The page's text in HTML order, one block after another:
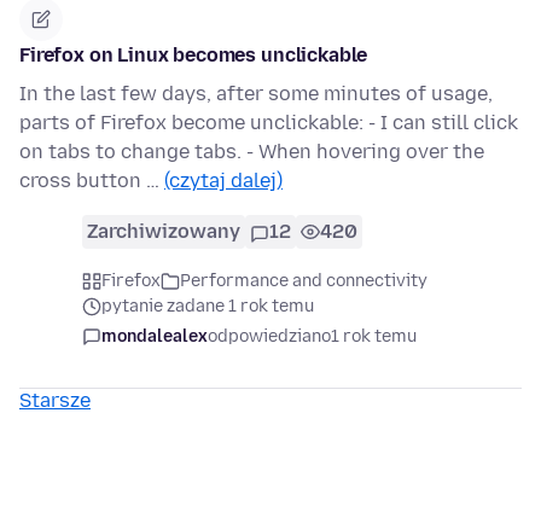
Firefox on Linux becomes unclickable
In the last few days, after some minutes of usage,
parts of Firefox become unclickable: - I can still click
on tabs to change tabs. - When hovering over the
cross button … (czytaj dalej)
Zarchiwizowany 12 420
Firefox
Performance and connectivity
pytanie zadane 1 rok temu
mondalealexodpowiedziano1 rok temu
Starsze